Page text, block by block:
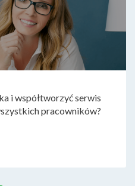
i współtworzyć serwis
pracowników?